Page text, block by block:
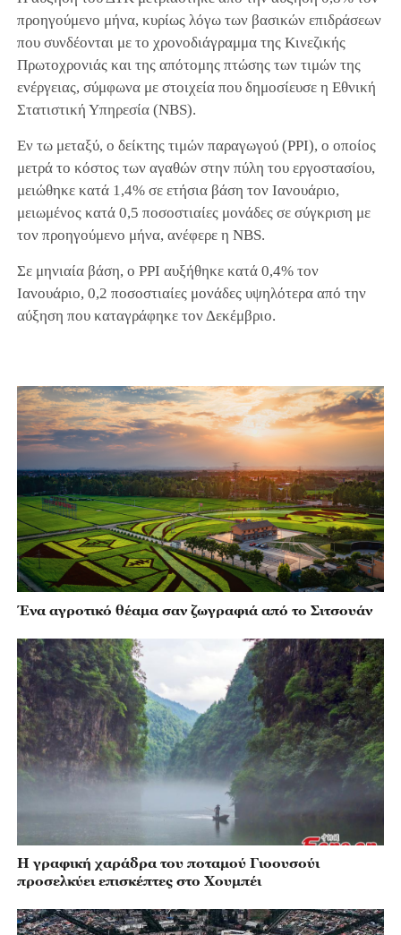
προηγούμενο μήνα, κυρίως λόγω των βασικών επιδράσεων
που συνδέονται με το χρονοδιάγραμμα της Κινεζικής
Πρωτοχρονιάς και της απότομης πτώσης των τιμών της
ενέργειας, σύμφωνα με στοιχεία που δημοσίευσε η Εθνική
Στατιστική Υπηρεσία (NBS).
Εν τω μεταξύ, ο δείκτης τιμών παραγωγού (PPI), ο οποίος
μετρά το κόστος των αγαθών στην πύλη του εργοστασίου,
μειώθηκε κατά 1,4% σε ετήσια βάση τον Ιανουάριο,
μειωμένος κατά 0,5 ποσοστιαίες μονάδες σε σύγκριση με
τον προηγούμενο μήνα, ανέφερε η NBS.
Σε μηνιαία βάση, ο PPI αυξήθηκε κατά 0,4% τον
Ιανουάριο, 0,2 ποσοστιαίες μονάδες υψηλότερα από την
αύξηση που καταγράφηκε τον Δεκέμβριο.
Ένα αγροτικό θέαμα σαν ζωγραφιά από το Σιτσουάν
Η γραφική χαράδρα του ποταμού Γιοουσούι
προσελκύει επισκέπτες στο Χουμπέι